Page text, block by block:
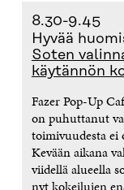
8.30-9.45
Hyvää
Soten
käytännön
Fazer Pop-Up
on puhuttanut
toimivuudesta ei
Kevään aikana
viidellä alueella